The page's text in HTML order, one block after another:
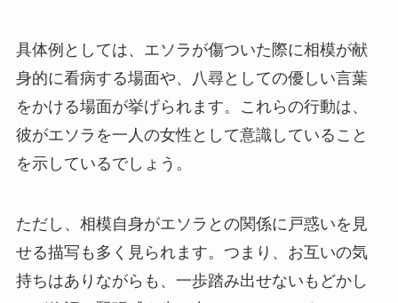
具体例としては、エソラが傷ついた際に相模が献
身的に看病する場面や、八尋としての優しい言葉
をかける場面が挙げられます。これらの行動は、
彼がエソラを一人の女性として意識していること
を示しているでしょう。
ただし、相模自身がエソラとの関係に戸惑いを見
せる描写も多く見られます。つまり、お互いの気
持ちはありながらも、一歩踏み出せないもどかし